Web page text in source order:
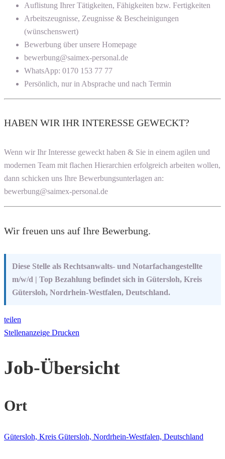
Auflistung Ihrer Tätigkeiten, Fähigkeiten bzw. Fertigkeiten
Arbeitszeugnisse, Zeugnisse & Bescheinigungen
(wünschenswert)
Bewerbung über unsere Homepage
bewerbung@saimex-personal.de
WhatsApp: 0170 153 77 77
Persönlich, nur in Absprache und nach Termin
HABEN WIR IHR INTERESSE GEWECKT?
Wenn wir Ihr Interesse geweckt haben & Sie in einem agilen und
modernen Team mit flachen Hierarchien erfolgreich arbeiten wollen,
dann schicken uns Ihre Bewerbungsunterlagen an:
bewerbung@saimex-personal.de
Wir freuen uns auf Ihre Bewerbung.
Diese Stelle als Rechtsanwalts- und Notarfachangestellte
m/w/d | Top Bezahlung befindet sich in Gütersloh, Kreis
Gütersloh, Nordrhein-Westfalen, Deutschland.
teilen
Stellenanzeige Drucken
Job-Übersicht
Ort
Gütersloh, Kreis Gütersloh, Nordrhein-Westfalen, Deutschland